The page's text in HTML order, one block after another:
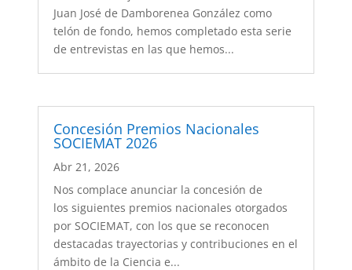
Juan José de Damborenea González como
telón de fondo, hemos completado esta serie
de entrevistas en las que hemos...
Concesión Premios Nacionales
SOCIEMAT 2026
Abr 21, 2026
Nos complace anunciar la concesión de
los siguientes premios nacionales otorgados
por SOCIEMAT, con los que se reconocen
destacadas trayectorias y contribuciones en el
ámbito de la Ciencia e...